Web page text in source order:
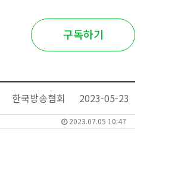
구독하기
한국방송협회 2023-05-23
2023.07.05 10:47